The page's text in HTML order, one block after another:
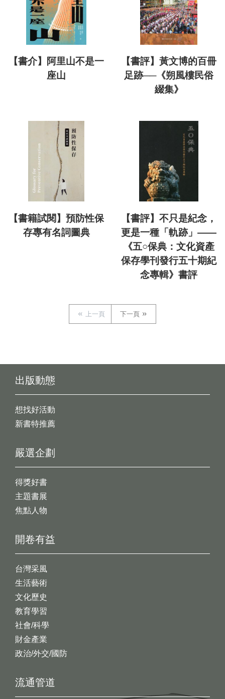
【書介】阿里山不是一
座山
【書評】黃文博的百冊
足跡──《朔風樓民俗
綴集》
【書籍試閱】預防性保
存專有名詞圖典
【書評】不只是紀念，
更是一種「軌跡」——
《五○保典：文化資產
保存學刊發行五十期紀
念專輯》書評
上一頁 下一頁
出版動態
想找好活動
新書特推薦
開卷有益
台灣采風
生活藝術
文化歷史
教育學習
社會/科學
財金產業
政治/外交/國防
嚴選企劃
得獎好書
主題書展
焦點人物
流通管道